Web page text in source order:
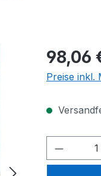
98,06
Preise inkl.